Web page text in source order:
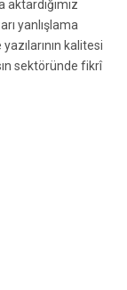
aktardığımız
yanlışlama
kalitesi
sektöründe fikrî